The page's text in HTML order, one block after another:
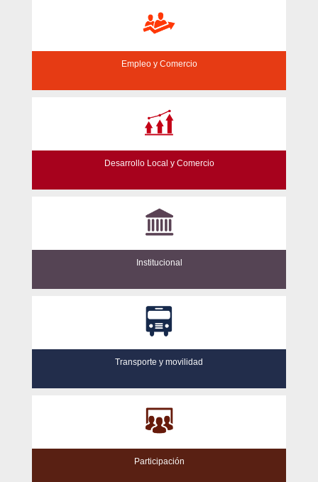
Empleo y Comercio
Desarrollo Local y Comercio
Institucional
Transporte y movilidad
Participación